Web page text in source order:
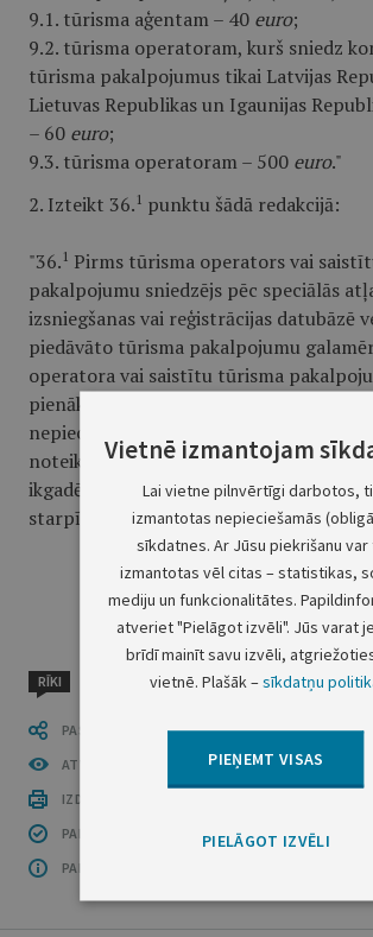
9.1. tūrisma aģentam – 40 euro;
9.2. tūrisma operatoram, kurš sniedz
tūrisma pakalpojumus tikai Latvijas
Lietuvas Republikas un Igaunijas
– 60 euro;
9.3. tūrisma operatoram – 500 euro."
2. Izteikt 36. 1 punktu šādā redakcijā:
"36. 1 Pirms tūrisma operators vai
pakalpojumu sniedzējs pēc speciālās
izsniegšanas vai reģistrācijas datubāzē
piedāvāto tūrisma pakalpojumu
operatora vai saistītu tūrisma
pienākums ir informēt centru par
nepieciešams, palielināt
noteikumu 32., 34. vai 35. punktam vai
ikgadējās valsts nodevas par speciālo
starpību atbilstoši šo noteikumu 9.
Ministru
Ekonomikas
RĪKI
PASTĀSTI CITIEM
ATVĒRT PUBLIKĀCIJU (PDF)
IZDRUKĀT PUBLIKĀCIJU
PAR INFORMĀCIJAS DROŠĪBU
PAR ŠO GRUPU
Vietnē izmantojam
Lai vietne pilnvērtīgi darbotos,
izmantotas nepieciešamās
sīkdatnes. Ar Jūsu piekrišanu
izmantotas vēl citas – statistikas,
mediju un funkcionalitātes.
atveriet "Pielāgot izvēli". Jūs varat
brīdī mainīt savu izvēli,
vietnē. Plašāk –sīkdatņu
PIEŅEMT VISAS
PIELĀGOT IZVĒLI